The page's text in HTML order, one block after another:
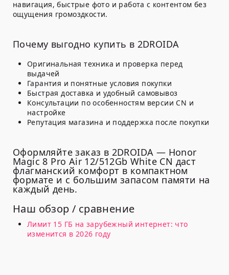
навигация, быстрые фото и работа с контентом без
ощущения громоздкости.
Почему выгодно купить в 2DROIDA
Оригинальная техника и проверка перед
выдачей
Гарантия и понятные условия покупки
Быстрая доставка и удобный самовывоз
Консультации по особенностям версии CN и
настройке
Репутация магазина и поддержка после покупки
Оформляйте заказ в 2DROIDA — Honor
Magic 8 Pro Air 12/512Gb White CN даст
флагманский комфорт в компактном
формате и с большим запасом памяти на
каждый день.
Наш обзор / сравнение
Лимит 15 ГБ на зарубежный интернет: что
изменится в 2026 году